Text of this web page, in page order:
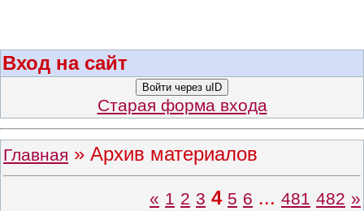
Вход на сайт
Войти через uID
Старая форма входа
Главная » Архив материалов
« 1 2 3 4 5 6 ... 481 482 »